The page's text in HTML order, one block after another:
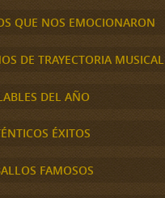
QUE NOS EMOCIONARON
DE TRAYECTORIA MUSICAL
DEL AÑO
ÉXITOS
FAMOSOS